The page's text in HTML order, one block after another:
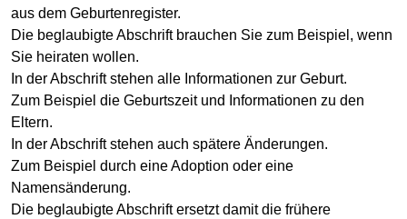
aus dem Geburtenregister.
Die beglaubigte Abschrift brauchen Sie zum Beispiel, wenn
Sie heiraten wollen.
In der Abschrift stehen alle Informationen zur Geburt.
Zum Beispiel die Geburtszeit und Informationen zu den
Eltern.
In der Abschrift stehen auch spätere Änderungen.
Zum Beispiel durch eine Adoption oder eine
Namensänderung.
Die beglaubigte Abschrift ersetzt damit die frühere